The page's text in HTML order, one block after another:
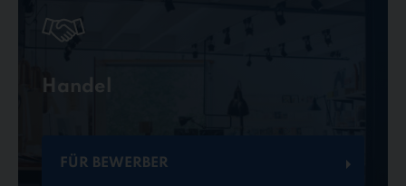
Handel
FÜR BEWERBER